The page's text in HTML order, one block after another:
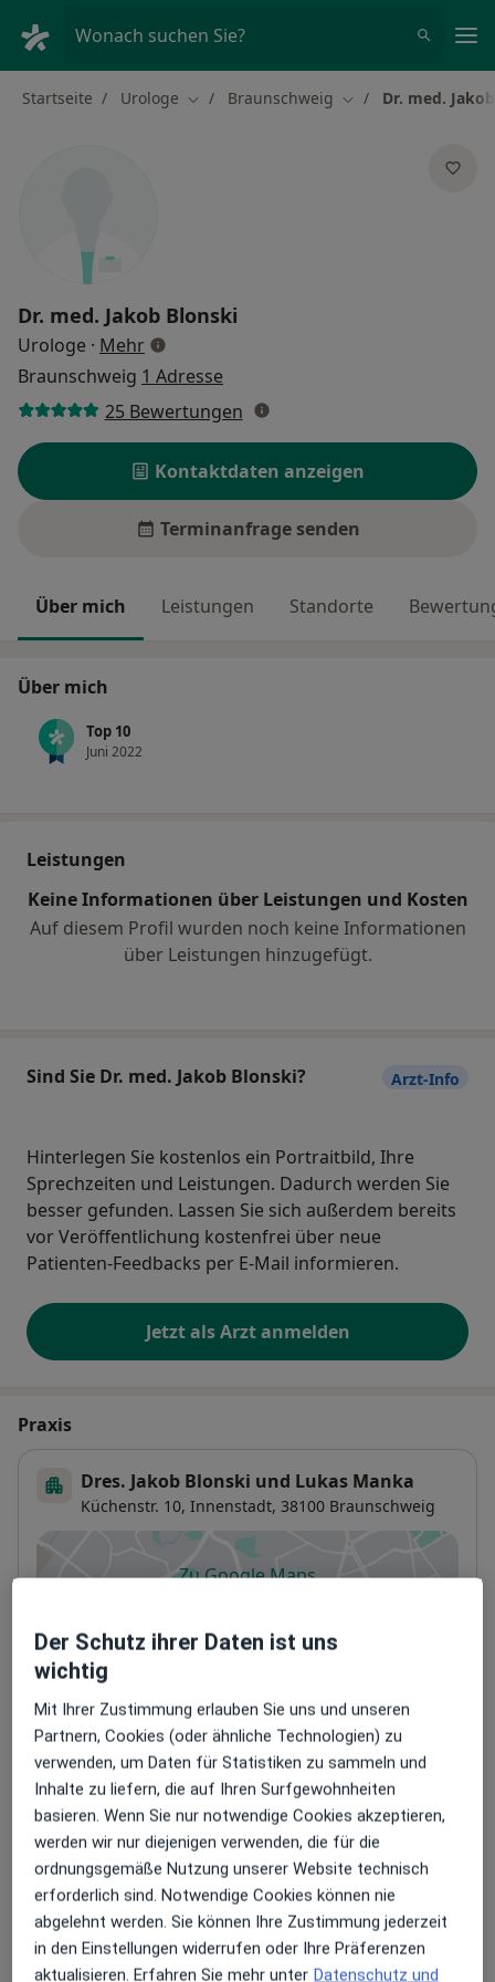
Wonach suchen Sie?
Startseite Urologe Stadt ändern
Braunschweig Stadt ändern
Dr. med.
Dr. med. Jakob Blonski
Urologe · Mehrüber Spezialisierungen
Braunschweig 1 Adresse
25 Bewertungen
Kontaktdaten anzeigen
Terminanfrage senden
Über mich Leistungen Standorte
Über mich
Top 10
Juni 2022
Leistungen
Keine Informationen über Leistungen und Kosten
Auf diesem Profil wurden noch keine Informationen
über Leistungen hinzugefügt.
Sind Sie Dr. med. Jakob Blonski? Arzt-Info
Hinterlegen Sie kostenlos ein Portraitbild, Ihre
Sprechzeiten und Leistungen. Dadurch werden Sie
besser gefunden. Lassen Sie sich außerdem bereits
vor Veröffentlichung kostenfrei über neue
Patienten-Feedbacks per E-Mail informieren.
Jetzt als Arzt anmelden
Praxis
Dres. Jakob Blonski und Lukas Manka
Küchenstr. 10, Innenstadt, 38100 Braunschweig
Zu Google Mapsöffnet in einer neuen
Verfügbarkeit
Dr. med. Jakob Blonski bietet an diesem Standort
über Jameda keine Online-Terminbuchung an
Zahlungsmodalitäten (private Besuche)
Akzeptierte Versicherungen
Details
Telefonnummer
0531...Telefonnummer anzeigen
Mehr Details anzeigen
über die Adresse
Der Schutz ihrer Daten ist uns
wichtig
Mit Ihrer Zustimmung erlauben Sie uns und unseren
Partnern, Cookies (oder ähnliche Technologien) zu
verwenden, um Daten für Statistiken zu sammeln und
Inhalte zu liefern, die auf Ihren Surfgewohnheiten
basieren. Wenn Sie nur notwendige Cookies akzeptieren,
werden wir nur diejenigen verwenden, die für die
ordnungsgemäße Nutzung unserer Website technisch
erforderlich sind. Notwendige Cookies können nie
abgelehnt werden. Sie können Ihre Zustimmung jederzeit
in den Einstellungen widerrufen oder Ihre Präferenzen
aktualisieren. Erfahren Sie mehr unter Datenschutz und